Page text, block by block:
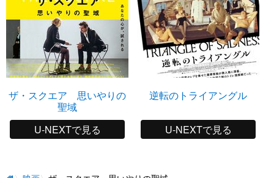
ザ・スクエア 思いやりの
聖域
U-NEXTで見る
逆転のトライアングル
U-NEXTで見る